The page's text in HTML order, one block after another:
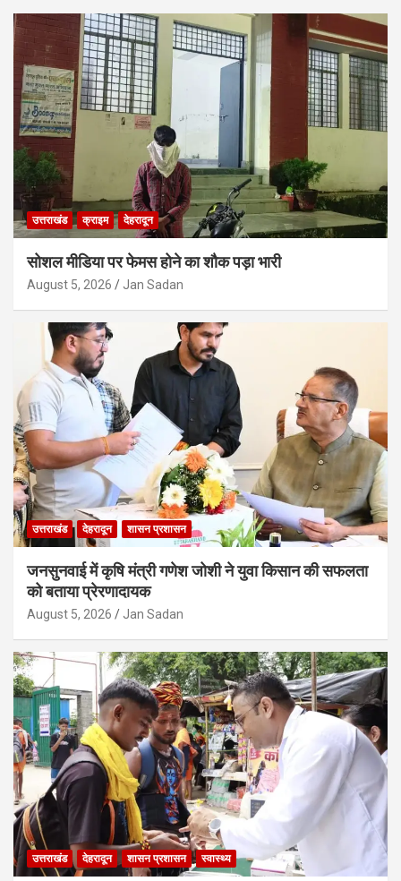
उत्तराखंड क्राइम देहरादून
सोशल मीडिया पर फेमस होने का शौक पड़ा भारी
August 5, 2026 Jan Sadan
उत्तराखंड देहरादून शासन प्रशासन
जनसुनवाई में कृषि मंत्री गणेश जोशी ने युवा किसान की सफलता
को बताया प्रेरणादायक
August 5, 2026 Jan Sadan
उत्तराखंड देहरादून शासन प्रशासन स्वास्थ्य